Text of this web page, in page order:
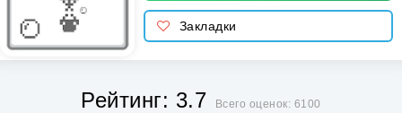
Закладки
Рейтинг: 3.7 Всего оценок: 6100